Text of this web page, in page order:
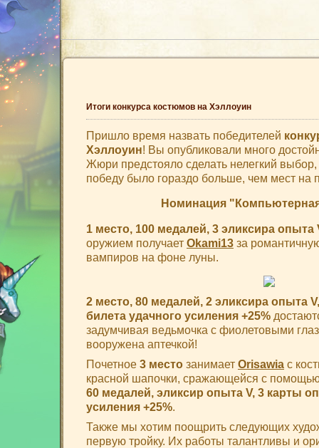
Итоги конкурса костюмов на Хэллоуин
Пришло время назвать победителей
Хэллоуин! Вы опубликовали много
Жюри предстояло сделать нелегкий
победу было гораздо больше, чем мест на
Номинация
1 место, 100 медалей, 3 эликсира
оружием получает Okami13 за
вампиров на фоне луны.
2 место, 80 медалей, 2 эликсира опыта
билета удачного усиления +25%
задумчивая ведьмочка с фиолетовыми
вооружена аптечкой!
Почетное 3 место занимает Orisawia с
красной шапочки, сражающейся с
60 медалей, эликсир опыта V, 3 карты
усиления +25%.
Также мы хотим поощрить следующих
первую тройку. Их работы талантливы и